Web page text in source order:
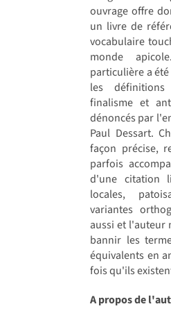
ouvrage offre
un livre de
vocabulaire
monde
particulière a
les
finalisme et
dénoncés par
Paul Dessart.
façon précise,
parfois
d'une citation
locales,
variantes
aussi et l'auteur
bannir les
équivalents en
fois qu'ils
A propos de